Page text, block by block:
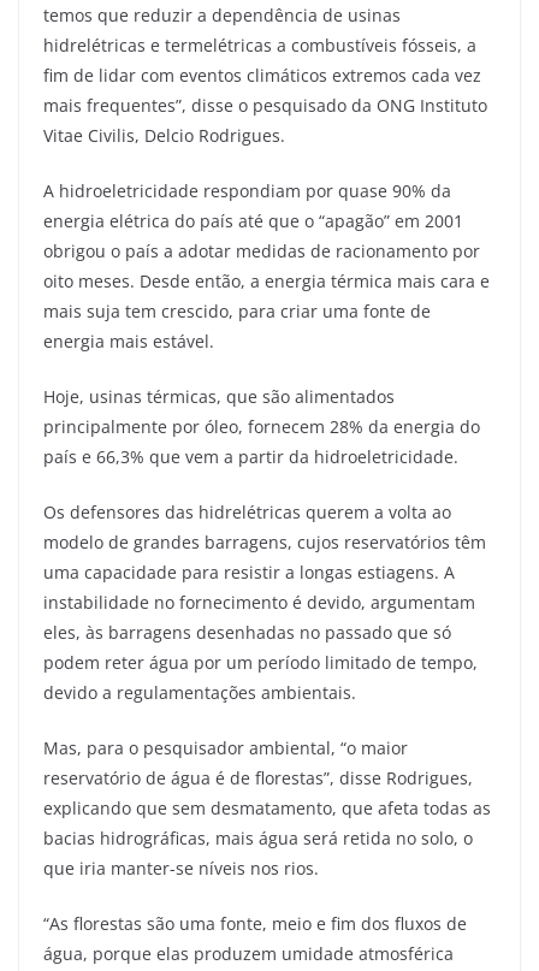
temos que reduzir a dependência de usinas
hidrelétricas e termelétricas a combustíveis fósseis, a
fim de lidar com eventos climáticos extremos cada vez
mais frequentes”, disse o pesquisado da ONG Instituto
Vitae Civilis, Delcio Rodrigues.
A hidroeletricidade respondiam por quase 90% da
energia elétrica do país até que o “apagão” em 2001
obrigou o país a adotar medidas de racionamento por
oito meses. Desde então, a energia térmica mais cara e
mais suja tem crescido, para criar uma fonte de
energia mais estável.
Hoje, usinas térmicas, que são alimentados
principalmente por óleo, fornecem 28% da energia do
país e 66,3% que vem a partir da hidroeletricidade.
Os defensores das hidrelétricas querem a volta ao
modelo de grandes barragens, cujos reservatórios têm
uma capacidade para resistir a longas estiagens. A
instabilidade no fornecimento é devido, argumentam
eles, às barragens desenhadas no passado que só
podem reter água por um período limitado de tempo,
devido a regulamentações ambientais.
Mas, para o pesquisador ambiental, “o maior
reservatório de água é de florestas”, disse Rodrigues,
explicando que sem desmatamento, que afeta todas as
bacias hidrográficas, mais água será retida no solo, o
que iria manter-se níveis nos rios.
“As florestas são uma fonte, meio e fim dos fluxos de
água, porque elas produzem umidade atmosférica